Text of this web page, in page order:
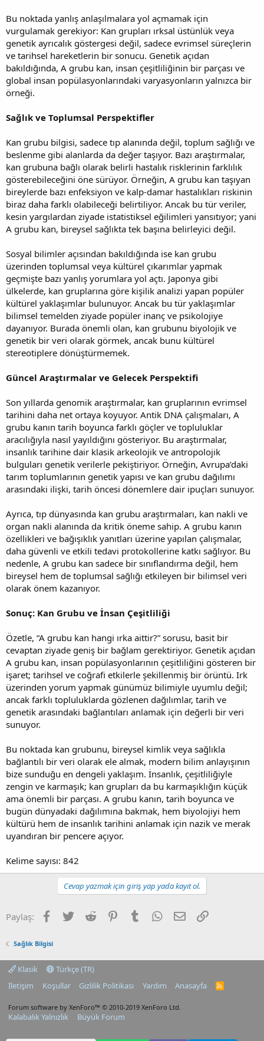
Bu noktada yanlış anlaşılmalara yol açmamak için
vurgulamak gerekiyor: Kan grupları ırksal üstünlük veya
genetik ayrıcalık göstergesi değil, sadece evrimsel süreçlerin
ve tarihsel hareketlerin bir sonucu. Genetik açıdan
bakıldığında, A grubu kan, insan çeşitliliğinin bir parçası ve
global insan popülasyonlarındaki varyasyonların yalnızca bir
örneği.
Sağlık ve Toplumsal Perspektifler
Kan grubu bilgisi, sadece tıp alanında değil, toplum sağlığı ve
beslenme gibi alanlarda da değer taşıyor. Bazı araştırmalar,
kan grubuna bağlı olarak belirli hastalık risklerinin farklılık
gösterebileceğini öne sürüyor. Örneğin, A grubu kan taşıyan
bireylerde bazı enfeksiyon ve kalp-damar hastalıkları riskinin
biraz daha farklı olabileceği belirtiliyor. Ancak bu tür veriler,
kesin yargılardan ziyade istatistiksel eğilimleri yansıtıyor; yani
A grubu kan, bireysel sağlıkta tek başına belirleyici değil.
Sosyal bilimler açısından bakıldığında ise kan grubu
üzerinden toplumsal veya kültürel çıkarımlar yapmak
geçmişte bazı yanlış yorumlara yol açtı. Japonya gibi
ülkelerde, kan gruplarına göre kişilik analizi yapan popüler
kültürel yaklaşımlar bulunuyor. Ancak bu tür yaklaşımlar
bilimsel temelden ziyade popüler inanç ve psikolojiye
dayanıyor. Burada önemli olan, kan grubunu biyolojik ve
genetik bir veri olarak görmek, ancak bunu kültürel
stereotiplere dönüştürmemek.
Güncel Araştırmalar ve Gelecek Perspektifi
Son yıllarda genomik araştırmalar, kan gruplarının evrimsel
tarihini daha net ortaya koyuyor. Antik DNA çalışmaları, A
grubu kanın tarih boyunca farklı göçler ve topluluklar
aracılığıyla nasıl yayıldığını gösteriyor. Bu araştırmalar,
insanlık tarihine dair klasik arkeolojik ve antropolojik
bulguları genetik verilerle pekiştiriyor. Örneğin, Avrupa’daki
tarım toplumlarının genetik yapısı ve kan grubu dağılımı
arasındaki ilişki, tarih öncesi dönemlere dair ipuçları sunuyor.
Ayrıca, tıp dünyasında kan grubu araştırmaları, kan nakli ve
organ nakli alanında da kritik öneme sahip. A grubu kanın
özellikleri ve bağışıklık yanıtları üzerine yapılan çalışmalar,
daha güvenli ve etkili tedavi protokollerine katkı sağlıyor. Bu
nedenle, A grubu kan sadece bir sınıflandırma değil, hem
bireysel hem de toplumsal sağlığı etkileyen bir bilimsel veri
olarak önem kazanıyor.
Sonuç: Kan Grubu ve İnsan Çeşitliliği
Özetle, “A grubu kan hangi ırka aittir?” sorusu, basit bir
cevaptan ziyade geniş bir bağlam gerektiriyor. Genetik açıdan
A grubu kan, insan popülasyonlarının çeşitliliğini gösteren bir
işaret; tarihsel ve coğrafi etkilerle şekillenmiş bir örüntü. Irk
üzerinden yorum yapmak günümüz bilimiyle uyumlu değil;
ancak farklı topluluklarda gözlenen dağılımlar, tarih ve
genetik arasındaki bağlantıları anlamak için değerli bir veri
sunuyor.
Bu noktada kan grubunu, bireysel kimlik veya sağlıkla
bağlantılı bir veri olarak ele almak, modern bilim anlayışının
bize sunduğu en dengeli yaklaşım. İnsanlık, çeşitliliğiyle
zengin ve karmaşık; kan grupları da bu karmaşıklığın küçük
ama önemli bir parçası. A grubu kanın, tarih boyunca ve
bugün dünyadaki dağılımına bakmak, hem biyolojiyi hem
kültürü hem de insanlık tarihini anlamak için nazik ve merak
uyandıran bir pencere açıyor.
Kelime sayısı: 842
Cevap yazmak için giriş yap yada kayıt ol.
Paylaş: Facebook
TwitterReddit PinterestTumblrWhatsApp
E-postaLink
Sağlık Bilgisi
Klasik
Türkçe (TR)
İletişim
Koşullar Gizlilik Politikası Yardım Anasayfa
R
Forum software by XenForo™ © 2010-2019 XenForo Ltd.
Kalabalık Yalnızlık Büyük Forum